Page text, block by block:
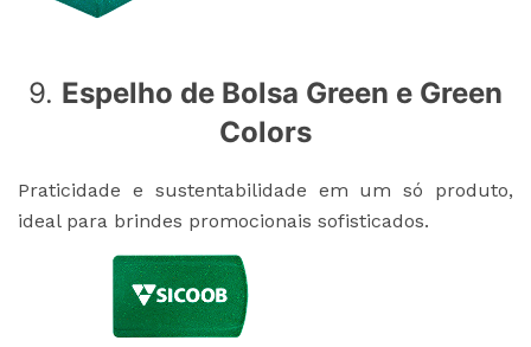
9. Espelho de Bolsa Green e Green
Colors
Praticidade e sustentabilidade em um só produto,
ideal para brindes promocionais sofisticados.